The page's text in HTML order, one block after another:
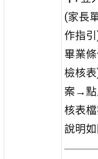
(家長
作指
畢業
檢核
案→點
核表
說明